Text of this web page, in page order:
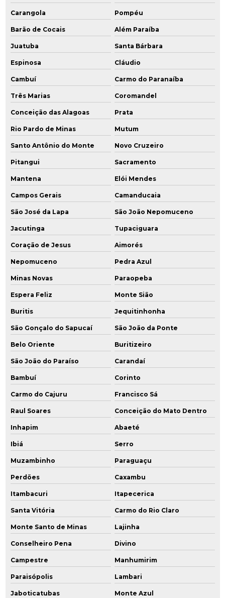
Serviços de licenciamento ambiental
Sistema de gerenciamento ambiental
Sistema de remediação ex situ
Sistema de remediação mpe
Sondagens ambientais
Carangola Pompéu
Barão de Cocais Além Paraíba
Juatuba Santa Bárbara
Espinosa Cláudio
Cambuí Carmo do Paranaíba
Três Marias Coromandel
Conceição das Alagoas Prata
Rio Pardo de Minas Mutum
Santo Antônio do Monte Novo Cruzeiro
Pitangui Sacramento
Mantena Elói Mendes
Campos Gerais Camanducaia
São José da Lapa São João Nepomuceno
Jacutinga Tupaciguara
Coração de Jesus Aimorés
Nepomuceno Pedra Azul
Minas Novas Paraopeba
Espera Feliz Monte Sião
Buritis Jequitinhonha
São Gonçalo do Sapucaí São João da Ponte
Belo Oriente Buritizeiro
São João do Paraíso Carandaí
Bambuí Corinto
Carmo do Cajuru Francisco Sá
Raul Soares Conceição do Mato Dentro
Inhapim Abaeté
Ibiá Serro
Muzambinho Paraguaçu
Perdões Caxambu
Itambacuri Itapecerica
Santa Vitória Carmo do Rio Claro
Monte Santo de Minas Lajinha
Conselheiro Pena Divino
Campestre Manhumirim
Paraisópolis Lambari
Jaboticatubas Monte Azul